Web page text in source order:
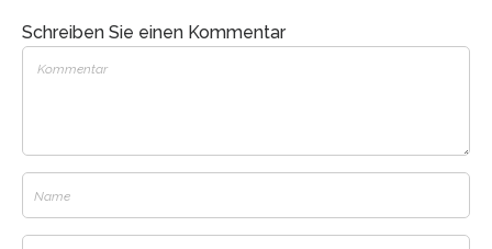
Schreiben Sie einen Kommentar